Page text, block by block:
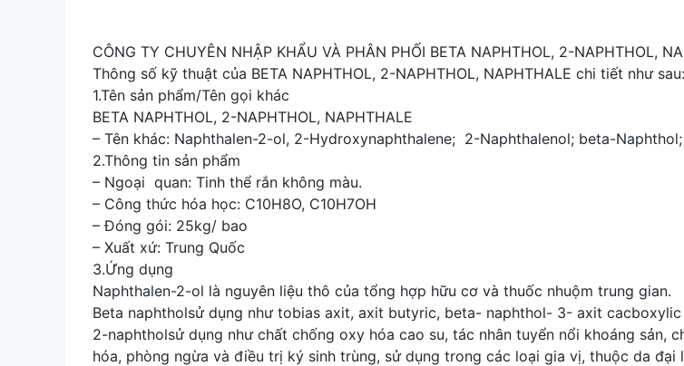
CÔNG TY CHUYÊN NHẬP KHẨU VÀ PHÂN PHỐI BETA NAPHTHOL, 2-NAPHTHOL,
Thông số kỹ thuật của BETA NAPHTHOL, 2-NAPHTHOL, NAPHTHALE chi tiết như sau:
1.Tên sản phẩm/Tên gọi khác
BETA NAPHTHOL, 2-NAPHTHOL, NAPHTHALE
– Tên khác: Naphthalen-2-ol, 2-Hydroxynaphthalene; 2-Naphthalenol; beta-
2.Thông tin sản phẩm
– Ngoại quan: Tinh thể rắn không màu.
– Công thức hóa học: C10H8O, C10H7OH
– Đóng gói: 25kg/ bao
– Xuất xứ: Trung Quốc
3.Ứng dụng
Naphthalen-2-ol là nguyên liệu thô của tổng hợp hữu cơ và thuốc nhuộm trung gian.
Beta naphtholsử dụng như tobias axit, axit butyric, beta- naphthol- 3- axit
2-naphtholsử dụng như chất chống oxy hóa cao su, tác nhân tuyển nổi khoáng
hóa, phòng ngừa và điều trị ký sinh trùng, sử dụng trong các loại gia vị, thuộc da đại